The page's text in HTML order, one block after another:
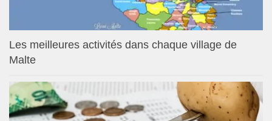
Les meilleures activités dans chaque village de
Malte